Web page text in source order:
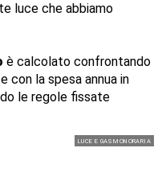
luce che abbiamo
è calcolato confrontando
la spesa annua in
le regole fissate
LUCE E GAS MONORARIA